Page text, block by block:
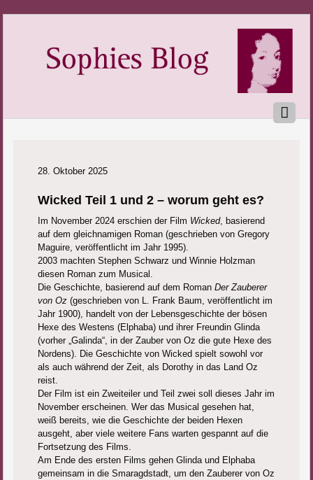
28. Oktober 2025
Wicked Teil 1 und 2 – worum geht es?
Im November 2024 erschien der Film Wicked, basierend
auf dem gleichnamigen Roman (geschrieben von Gregory
Maguire, veröffentlicht im Jahr 1995).
2003 machten Stephen Schwarz und Winnie Holzman
diesen Roman zum Musical.
Die Geschichte, basierend auf dem Roman Der Zauberer
von Oz(geschrieben von L. Frank Baum, veröffentlicht im
Jahr 1900), handelt von der Lebensgeschichte der bösen
Hexe des Westens (Elphaba) und ihrer Freundin Glinda
(vorher „Galinda“, in der Zauber von Oz die gute Hexe des
Nordens). Die Geschichte von Wicked spielt sowohl vor
als auch während der Zeit, als Dorothy in das Land Oz
reist.
Der Film ist ein Zweiteiler und Teil zwei soll dieses Jahr im
November erscheinen. Wer das Musical gesehen hat,
weiß bereits, wie die Geschichte der beiden Hexen
ausgeht, aber viele weitere Fans warten gespannt auf die
Fortsetzung des Films.
Am Ende des ersten Films gehen Glinda und Elphaba
gemeinsam in die Smaragdstadt, um den Zauberer von Oz